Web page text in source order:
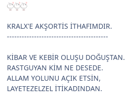
KRALX'E AKŞORTİS İTHAFIMDIR.
-----------------------------------------
KİBAR VE KEBİR OLUŞU DOĞUŞTAN.
RASTGUYAN KİM NE DESEDE.
ALLAM YOLUNU AÇIK ETSİN,
LAYETEZELZEL İTİKADINDAN.